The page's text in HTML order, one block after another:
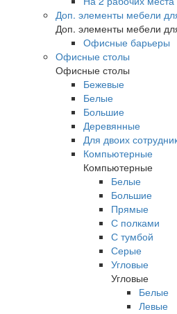
Доп. элементы мебели
Доп. элементы мебели
Офисные барьеры
Офисные столы
Офисные столы
Бежевые
Белые
Большие
Деревянные
Для двоих
Компьютерные
Компьютерные
Белые
Большие
Прямые
С полками
С тумбой
Серые
Угловые
Угловые
Белые
Левые